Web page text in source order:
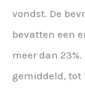
vondst. De
bevatten een
meer dan
gemiddeld, tot